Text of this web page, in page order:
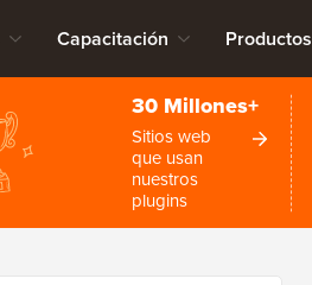
Capacitación Productos
30 Millones+
Sitios web
que usan
nuestros
plugins